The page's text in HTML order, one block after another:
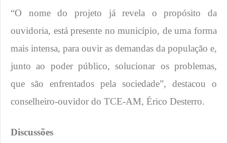
“O nome do projeto já revela o propósito da
ouvidoria, está presente no município, de uma forma
mais intensa, para ouvir as demandas da população e,
junto ao poder público, solucionar os problemas,
que são enfrentados pela sociedade”, destacou o
conselheiro-ouvidor do TCE-AM, Érico Desterro.
Discussões